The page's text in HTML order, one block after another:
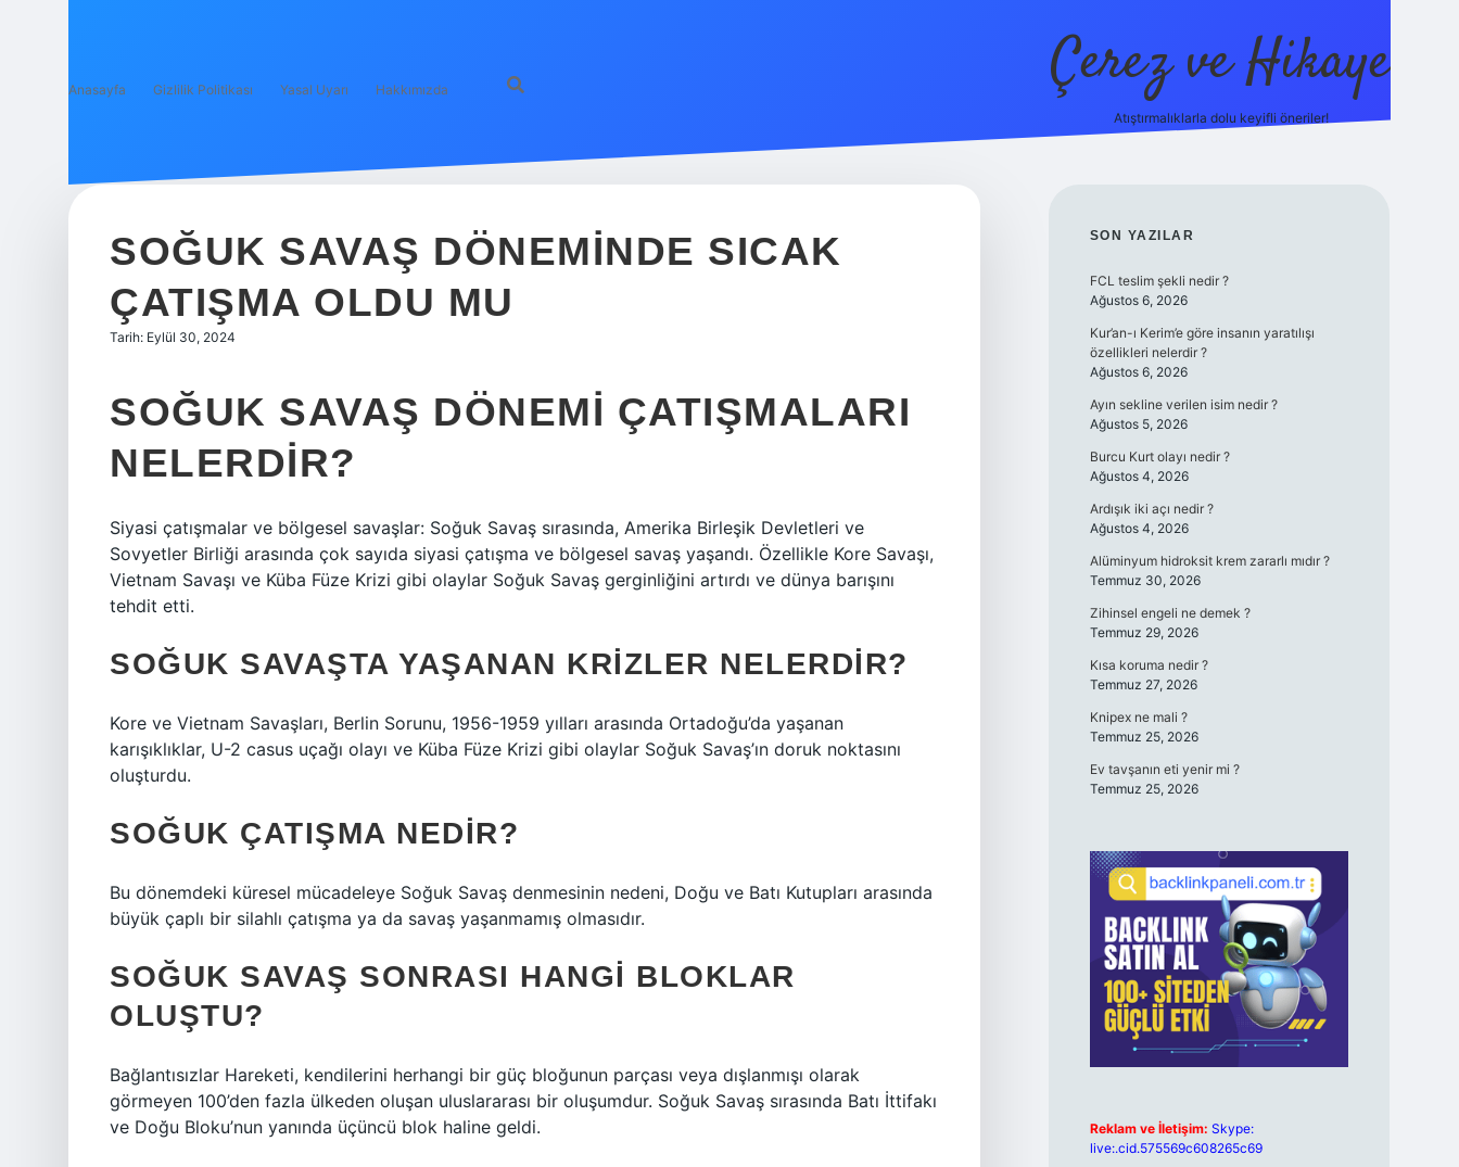
Anasayfa Gizlilik Politikası Yasal Uyarı Hakkımızda Çerez ve Hikaye
Atıştırmalıklarla dolu keyifli öneriler!
SOĞUK SAVAŞ DÖNEMINDE SICAK
ÇATIŞMA OLDU MU
Tarih: Eylül 30, 2024
SOĞUK SAVAŞ DÖNEMI ÇATIŞMALARI
NELERDIR?
Siyasi çatışmalar ve bölgesel savaşlar: Soğuk Savaş sırasında, Amerika Birleşik Devletleri ve
Sovyetler Birliği arasında çok sayıda siyasi çatışma ve bölgesel savaş yaşandı. Özellikle Kore Savaşı,
Vietnam Savaşı ve Küba Füze Krizi gibi olaylar Soğuk Savaş gerginliğini artırdı ve dünya barışını
tehdit etti.
SOĞUK SAVAŞTA YAŞANAN KRIZLER NELERDIR?
Kore ve Vietnam Savaşları, Berlin Sorunu, 1956-1959 yılları arasında Ortadoğu’da yaşanan
karışıklıklar, U-2 casus uçağı olayı ve Küba Füze Krizi gibi olaylar Soğuk Savaş’ın doruk noktasını
oluşturdu.
SOĞUK ÇATIŞMA NEDIR?
Bu dönemdeki küresel mücadeleye Soğuk Savaş denmesinin nedeni, Doğu ve Batı Kutupları arasında
büyük çaplı bir silahlı çatışma ya da savaş yaşanmamış olmasıdır.
SOĞUK SAVAŞ SONRASI HANGI BLOKLAR
OLUŞTU?
Bağlantısızlar Hareketi, kendilerini herhangi bir güç bloğunun parçası veya dışlanmışı olarak
görmeyen 100’den fazla ülkeden oluşan uluslararası bir oluşumdur. Soğuk Savaş sırasında Batı İttifakı
ve Doğu Bloku’nun yanında üçüncü blok haline geldi.
SIDEBAR
SON YAZILAR
FCL teslim şekli nedir ?
Ağustos 6, 2026
Kur’an-ı Kerim’e göre insanın yaratılışı
özellikleri nelerdir ?
Ağustos 6, 2026
Ayın sekline verilen isim nedir ?
Ağustos 5, 2026
Burcu Kurt olayı nedir ?
Ağustos 4, 2026
Ardışık iki açı nedir ?
Ağustos 4, 2026
Alüminyum hidroksit krem zararlı mıdır ?
Temmuz 30, 2026
Zihinsel engeli ne demek ?
Temmuz 29, 2026
Kısa koruma nedir ?
Temmuz 27, 2026
Knipex ne mali ?
Temmuz 25, 2026
Ev tavşanın eti yenir mi ?
Temmuz 25, 2026
Reklam ve İletişim: Skype:
live:.cid.575569c608265c69